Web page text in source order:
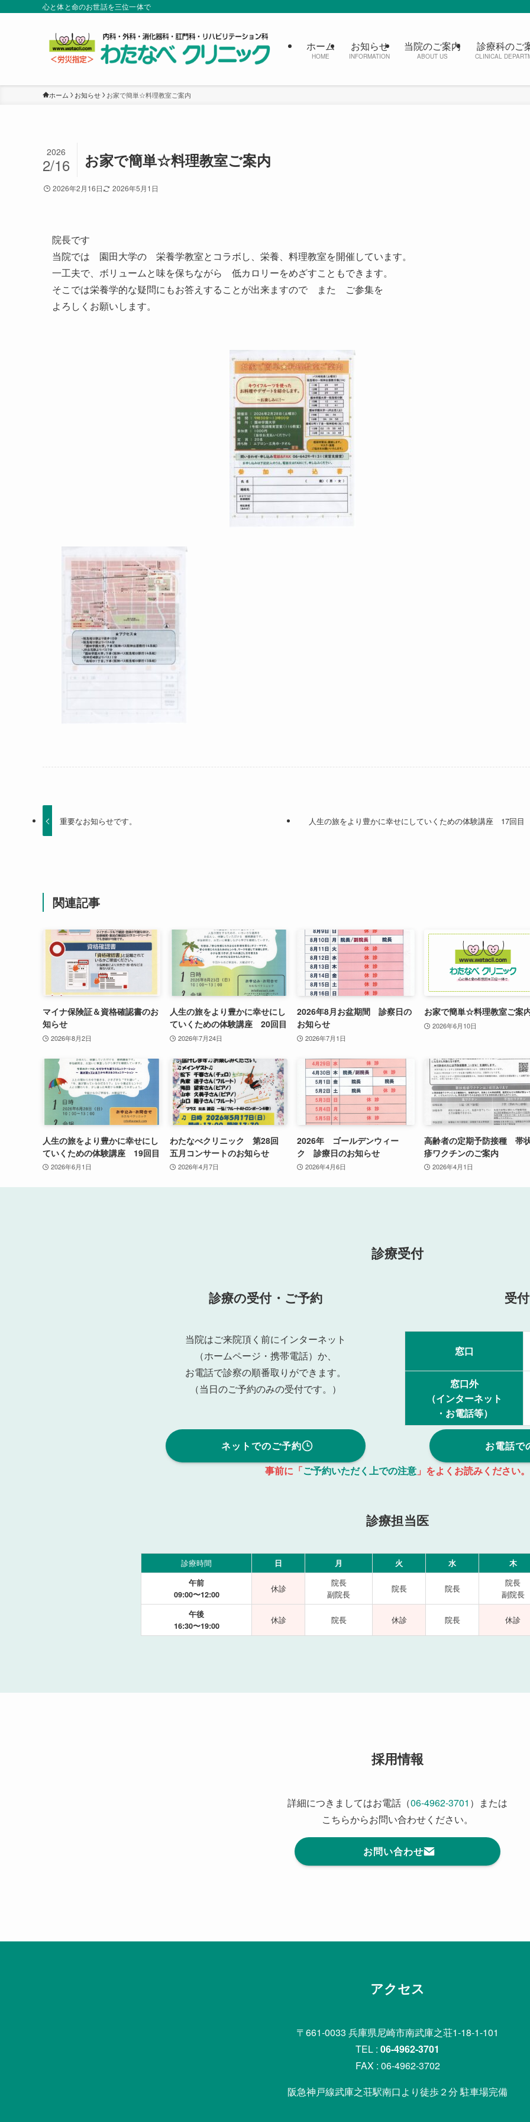
心と体と命のお世話を三位一体で
ホーム
HOME
お知らせ
INFORMATION
当院のご案内
ABOUT US
診療科のご
CLINICAL
ホーム お知らせ お家で簡単☆料理教室ご案内
お家で簡単☆料理教室ご案内
2026
2/16
2026年2月16日 2026年5月1日
院長です
当院では 園田大学の 栄養学教室とコラボし、栄養、料理教室を開催しています。
一工夫で、ボリュームと味を保ちながら 低カロリーをめざすこともできます。
そこでは栄養学的な疑問にもお答えすることが出来ますので また ご参集を
よろしくお願いします。
重要なお知らせです。 人生の旅をより豊かに幸せにしていくための体験講座 17回目
関連記事
マイナ保険証＆資格確認書のお
知らせ
2026年8月2日
人生の旅をより豊かに幸せにし
ていくための体験講座 20回目
2026年7月24日
2026年8月お盆期間 診察日の
お知らせ
2026年7月1日
お家で簡単☆料理教室ご案
2026年6月10日
人生の旅をより豊かに幸せにし
ていくための体験講座 19回目
2026年6月1日
わたなべクリニック 第28回
五月コンサートのお知らせ
2026年4月7日
2026年 ゴールデンウィー
ク 診療日のお知らせ
2026年4月6日
高齢者の定期予防接種 帯
疹ワクチンのご案内
2026年4月1日
診療受付
診療の受付・ご予約
当院はご来院頂く前にインターネット
（ホームページ・携帯電話）か、
お電話で診察の順番取りができます。
（当日のご予約のみの受付です。）
受
窓口
窓口外
（インターネット
・お電話等）
ネットでのご予約
お電話で
事前に「ご予約いただく上での注意 」をよくお読みください。
診療担当医
診療時間 日 月 火 水
木
午前
09:00〜12:00
休診
院長
副院長
院長 院長
院長
副院長
午後
16:30〜19:00
休診 院長 休診 院長 休診
採用情報
詳細につきましてはお電話（06-4962-3701 ）または
こちらからお問い合わせください。
お問い合わせ
アクセス
〒661-0033 兵庫県尼崎市南武庫之荘1-18-1-101
TEL : 06-4962-3701
FAX : 06-4962-3702
阪急神戸線武庫之荘駅南口より徒歩２分 駐車場完備